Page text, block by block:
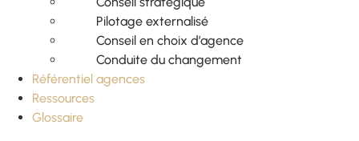
Pilotage externalisé
Conseil en choix d’agence
Conduite du changement
Référentiel agences
Ressources
Glossaire